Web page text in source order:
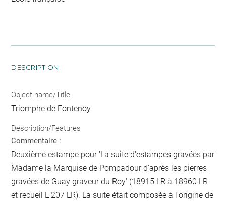
DESCRIPTION
Object name/Title
Triomphe de Fontenoy
Description/Features
Commentaire :
Deuxième estampe pour 'La suite d'estampes gravées par
Madame la Marquise de Pompadour d'après les pierres
gravées de Guay graveur du Roy' (18915 LR à 18960 LR
et recueil L 207 LR). La suite était composée à l'origine de